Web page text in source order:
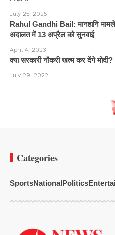
July 25, 2025
Rahul Gandhi Bail: मानहानि
अदालत में 13 अप्रैल को सुनवाई
April 4, 2023
क्या सरकारी नौकरी खत्म कर देंगे मोदी?
July 29, 2022
Categories
SportsNationalPolitics